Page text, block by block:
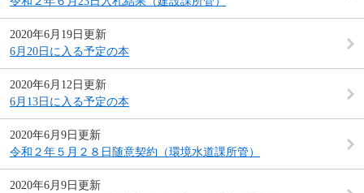
2020年6月19日更新
6月20日に入る予定の本
2020年6月12日更新
6月13日に入る予定の本
2020年6月9日更新
令和２年５月２８日随意契約（環境水道課所管）
2020年6月9日更新